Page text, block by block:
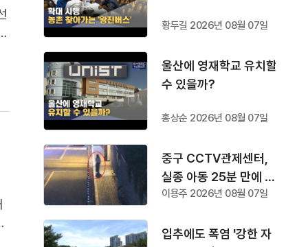
황두길 2026년 08월 07일
울산에 영재학교 유치할
수 있을까?
홍상순 2026년 08월 07일
중구 CCTV관제센터,
실종 아동 25분 만에 찾
아
이용주 2026년 08월 07일
입추에도 폭염 '강한 자